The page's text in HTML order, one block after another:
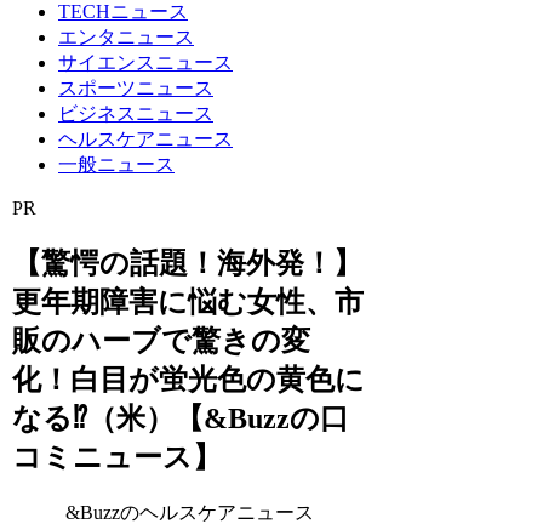
TECHニュース
エンタニュース
サイエンスニュース
スポーツニュース
ビジネスニュース
ヘルスケアニュース
一般ニュース
PR
【驚愕の話題！海外発！】
更年期障害に悩む女性、市
販のハーブで驚きの変
化！白目が蛍光色の黄色に
なる⁉️（米）【&Buzzの口
コミニュース】
&Buzzのヘルスケアニュース